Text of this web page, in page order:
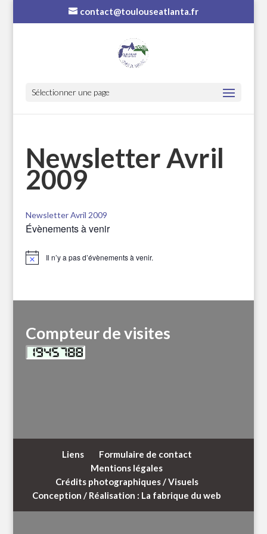
contact@toulouseatlanta.fr
Sélectionner une page
Newsletter Avril
2009
Newsletter Avril 2009
Évènements à venir
Notice Il n’y a pas d’évènements à venir.
Compteur de visites
Liens
Formulaire de contact
Mentions légales
Crédits photographiques / Visuels
Conception / Réalisation : La fabrique du web